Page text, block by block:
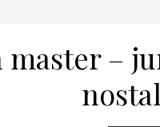
master –